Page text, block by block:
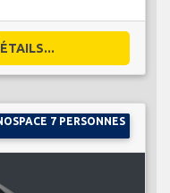
7 PERSONNES